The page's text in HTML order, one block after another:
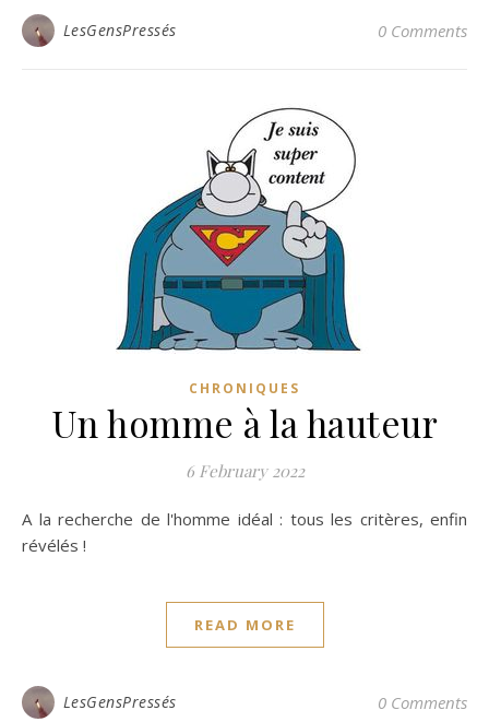
LesGensPressés 0 Comments
CHRONIQUES
Un homme à la hauteur
6 February 2022
A la recherche de l'homme idéal : tous les critères, enfin
révélés !
READ MORE
LesGensPressés 0 Comments